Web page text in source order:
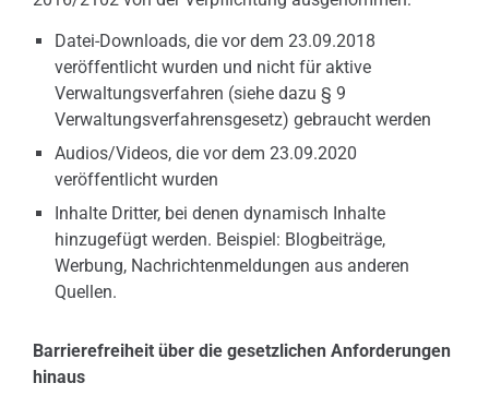
Datei-Downloads, die vor dem 23.09.2018
veröffentlicht wurden und nicht für aktive
Verwaltungsverfahren (siehe dazu § 9
Verwaltungsverfahrensgesetz) gebraucht werden
Audios/Videos, die vor dem 23.09.2020
veröffentlicht wurden
Inhalte Dritter, bei denen dynamisch Inhalte
hinzugefügt werden. Beispiel: Blogbeiträge,
Werbung, Nachrichtenmeldungen aus anderen
Quellen.
Barrierefreiheit über die gesetzlichen Anforderungen
hinaus